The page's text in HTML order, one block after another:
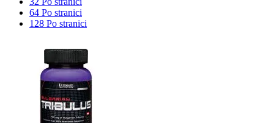
64 Po stranici
128 Po stranici